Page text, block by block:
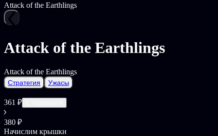
Attack of the Earthlings
Attack of the Earthlings
Attack of the Earthlings
Стратегия Ужасы
361 ₽
380 ₽
Начислим крышки